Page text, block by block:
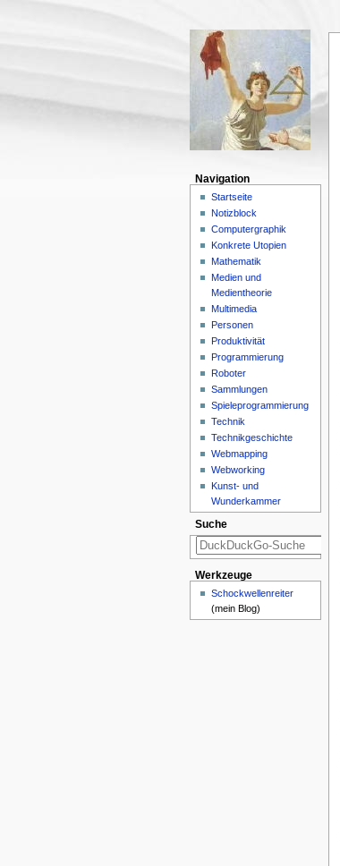
Navigation
Startseite
Notizblock
Computergraphik
Konkrete Utopien
Mathematik
Medien und
Medientheorie
Multimedia
Personen
Produktivität
Programmierung
Roboter
Sammlungen
Spieleprogrammierung
Technik
Technikgeschichte
Webmapping
Webworking
Kunst- und
Wunderkammer
Suche
Werkzeuge
Schockwellenreiter
(mein Blog)